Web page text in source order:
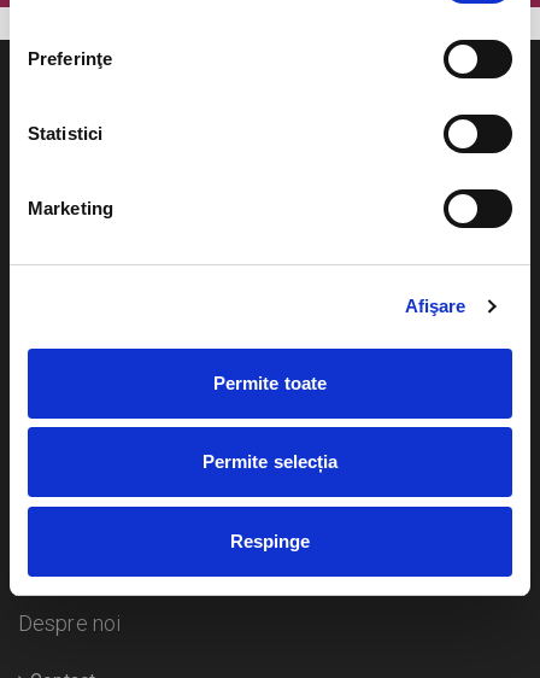
Preferinţe
Statistici
Marketing
Afişare
Permite toate
Permite selecția
Respinge
Plata online sau cash
Livrare prin curier
Duplicare bilete
Concerte si
Despre noi